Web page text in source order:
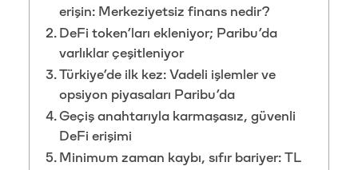
erişin: Merkeziyetsiz finans nedir?
DeFi token’ları ekleniyor; Paribu’da
varlıklar çeşitleniyor
Türkiye’de ilk kez: Vadeli işlemler ve
opsiyon piyasaları Paribu’da
Geçiş anahtarıyla karmaşasız, güvenli
DeFi erişimi
Minimum zaman kaybı, sıfır bariyer: TL